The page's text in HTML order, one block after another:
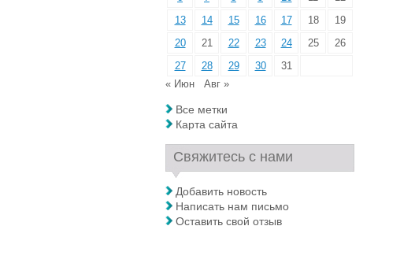
13
14 15 16 17 18
19
20
21 22 23 24 25
26
27
28 29 30
31
« Июн
Авг »
Все метки
Карта сайта
Свяжитесь с нами
Добавить новость
Написать нам письмо
Оставить свой отзыв